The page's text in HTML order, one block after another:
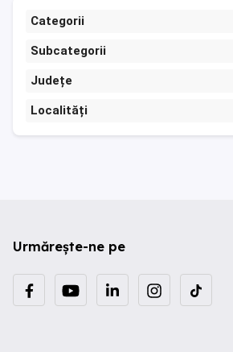
Categorii
Subcategorii
Județe
Localități
Urmărește-ne pe